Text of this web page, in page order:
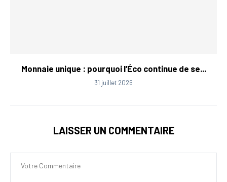
Monnaie unique : pourquoi l’Éco continue de se...
31 juillet 2026
LAISSER UN COMMENTAIRE